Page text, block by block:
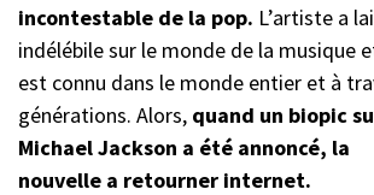
incontestable de la pop. L’artiste a
indélébile sur le monde de la musique
est connu dans le monde entier et à
générations. Alors, quand un biopic
Michael Jackson a été annoncé, la
nouvelle a retourner internet.